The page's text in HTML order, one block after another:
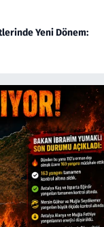
Yeni Dönem: